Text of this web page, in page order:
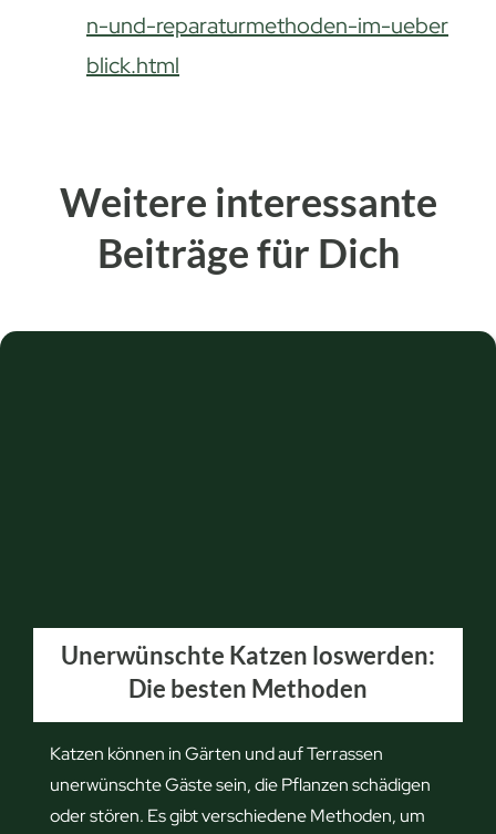
n-und-reparaturmethoden-im-ueber
blick.html
Weitere interessante
Beiträge für Dich
Unerwünschte Katzen loswerden:
Die besten Methoden
Katzen können in Gärten und auf Terrassen
unerwünschte Gäste sein, die Pflanzen schädigen
oder stören. Es gibt verschiedene Methoden, um